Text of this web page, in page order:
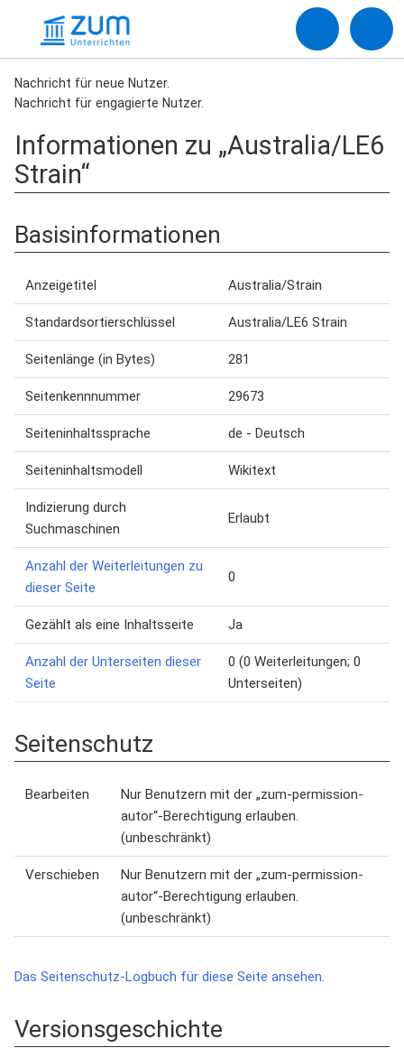
Nachricht für neue Nutzer.
Nachricht für engagierte Nutzer.
Informationen zu „Australia/LE6
Strain“
Basisinformationen
Anzeigetitel Australia/Strain
Standardsortierschlüssel Australia/LE6 Strain
Seitenlänge (in Bytes) 281
Seitenkennnummer 29673
Seiteninhaltssprache de - Deutsch
Seiteninhaltsmodell Wikitext
Indizierung durch
Suchmaschinen
Erlaubt
Anzahl der Weiterleitungen zu
dieser Seite
0
Gezählt als eine Inhaltsseite Ja
Anzahl der Unterseiten dieser
Seite
0 (0 Weiterleitungen; 0
Unterseiten)
Seitenschutz
Bearbeiten
Nur Benutzern mit der „zum-permission-
autor“-Berechtigung erlauben.
(unbeschränkt)
Verschieben
Nur Benutzern mit der „zum-permission-
autor“-Berechtigung erlauben.
(unbeschränkt)
Das Seitenschutz-Logbuch für diese Seite ansehen.
Versionsgeschichte